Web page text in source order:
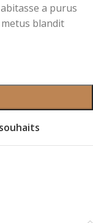
a purus
blandit